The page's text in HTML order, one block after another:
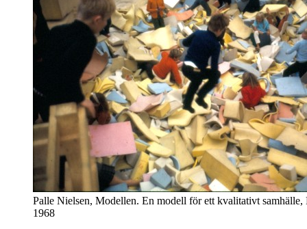
Palle Nielsen, Modellen. En modell för ett kvalitativt samhälle,
1968